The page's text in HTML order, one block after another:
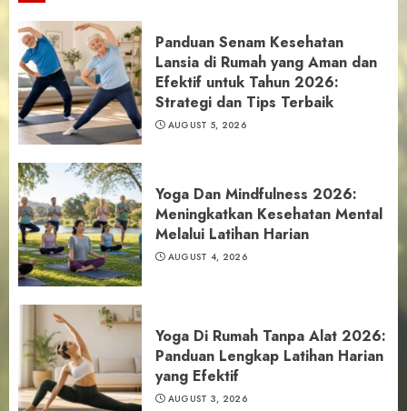
Panduan Senam Kesehatan
Lansia di Rumah yang Aman dan
Efektif untuk Tahun 2026:
Strategi dan Tips Terbaik
AUGUST 5, 2026
Yoga Dan Mindfulness 2026:
Meningkatkan Kesehatan Mental
Melalui Latihan Harian
AUGUST 4, 2026
Yoga Di Rumah Tanpa Alat 2026:
Panduan Lengkap Latihan Harian
yang Efektif
AUGUST 3, 2026